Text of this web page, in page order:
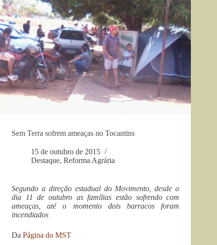
Sem Terra sofrem ameaças no Tocantins
15 de outubro de 2015
Destaque, Reforma Agrária
Segundo a direção estadual do Movimento, desde o
dia 11 de outubro as famílias estão sofrendo com
ameaças, até o momento dois barracos foram
incendiados
Da Página do MST